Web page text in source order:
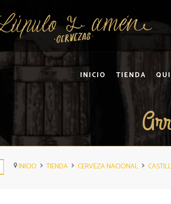
INICIO TIENDA
INICIO TIENDA CERVEZA NACIONAL